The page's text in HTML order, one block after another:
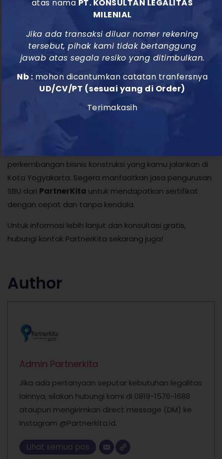
Email:cs@partnerkita.id
Jangan tunda lagi! Urus SBU konstruksi perusahaanmu
sekarang agar bisnis semakin lancar dan legal.
Segera Urus SBU
Konstruksi Kamu
Sekarang!
perkembangan bisnis konstruksi yang kamu jalankan di
Kota Yogyakarta. Segera manfaatkan jasa pengurusan
SBU dari PartnerKita untuk mendapatkan sertifikat
dengan cepat dan tanpa kendala.
Untuk informasi lebih lanjut dan konsultasi gratis,
hubungi kontak PartnerKita sekarang juga!
Author
Admin Partnerkita
Jika ada pertanyaan seputar kebutuhan legalitas
lainnya, silakan hubungi kami di 0819-1576-1688
ataupun mengirimkan direct message (DM) ke
Instagram @Partnerkita.id.
Lihat semua pos
atas nama PT. KONSULTAN LEGALITAS
MILENIAL
Jika ada transaksi diluar nomer rekening
tersebut, pihak kami tidak bertanggung
jawab atas segala resiko yang ditimbulkan.
Nb : mohon dicantumkan catatan tranfersnya
UD/CV/PT (sesuai yang di Order)
Terimakasih